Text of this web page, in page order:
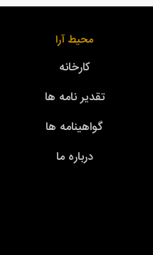
محیط آرا
کارخانه
تقدیر نامه ها
گواهینامه ها
درباره ما